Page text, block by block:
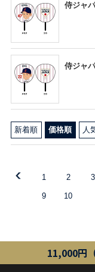
侍ジャ
侍ジャ
新着順 価格順 人
1 2 3
9 10
11,000円